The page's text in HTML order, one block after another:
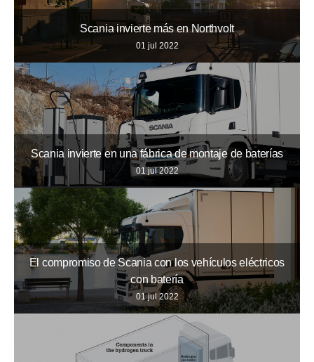
Scania invierte más en Northvolt
01 jul 2022
Scania invierte en una fábrica de montaje de baterías
01 jul 2022
El compromiso de Scania con los vehículos eléctricos
con batería
01 jul 2022